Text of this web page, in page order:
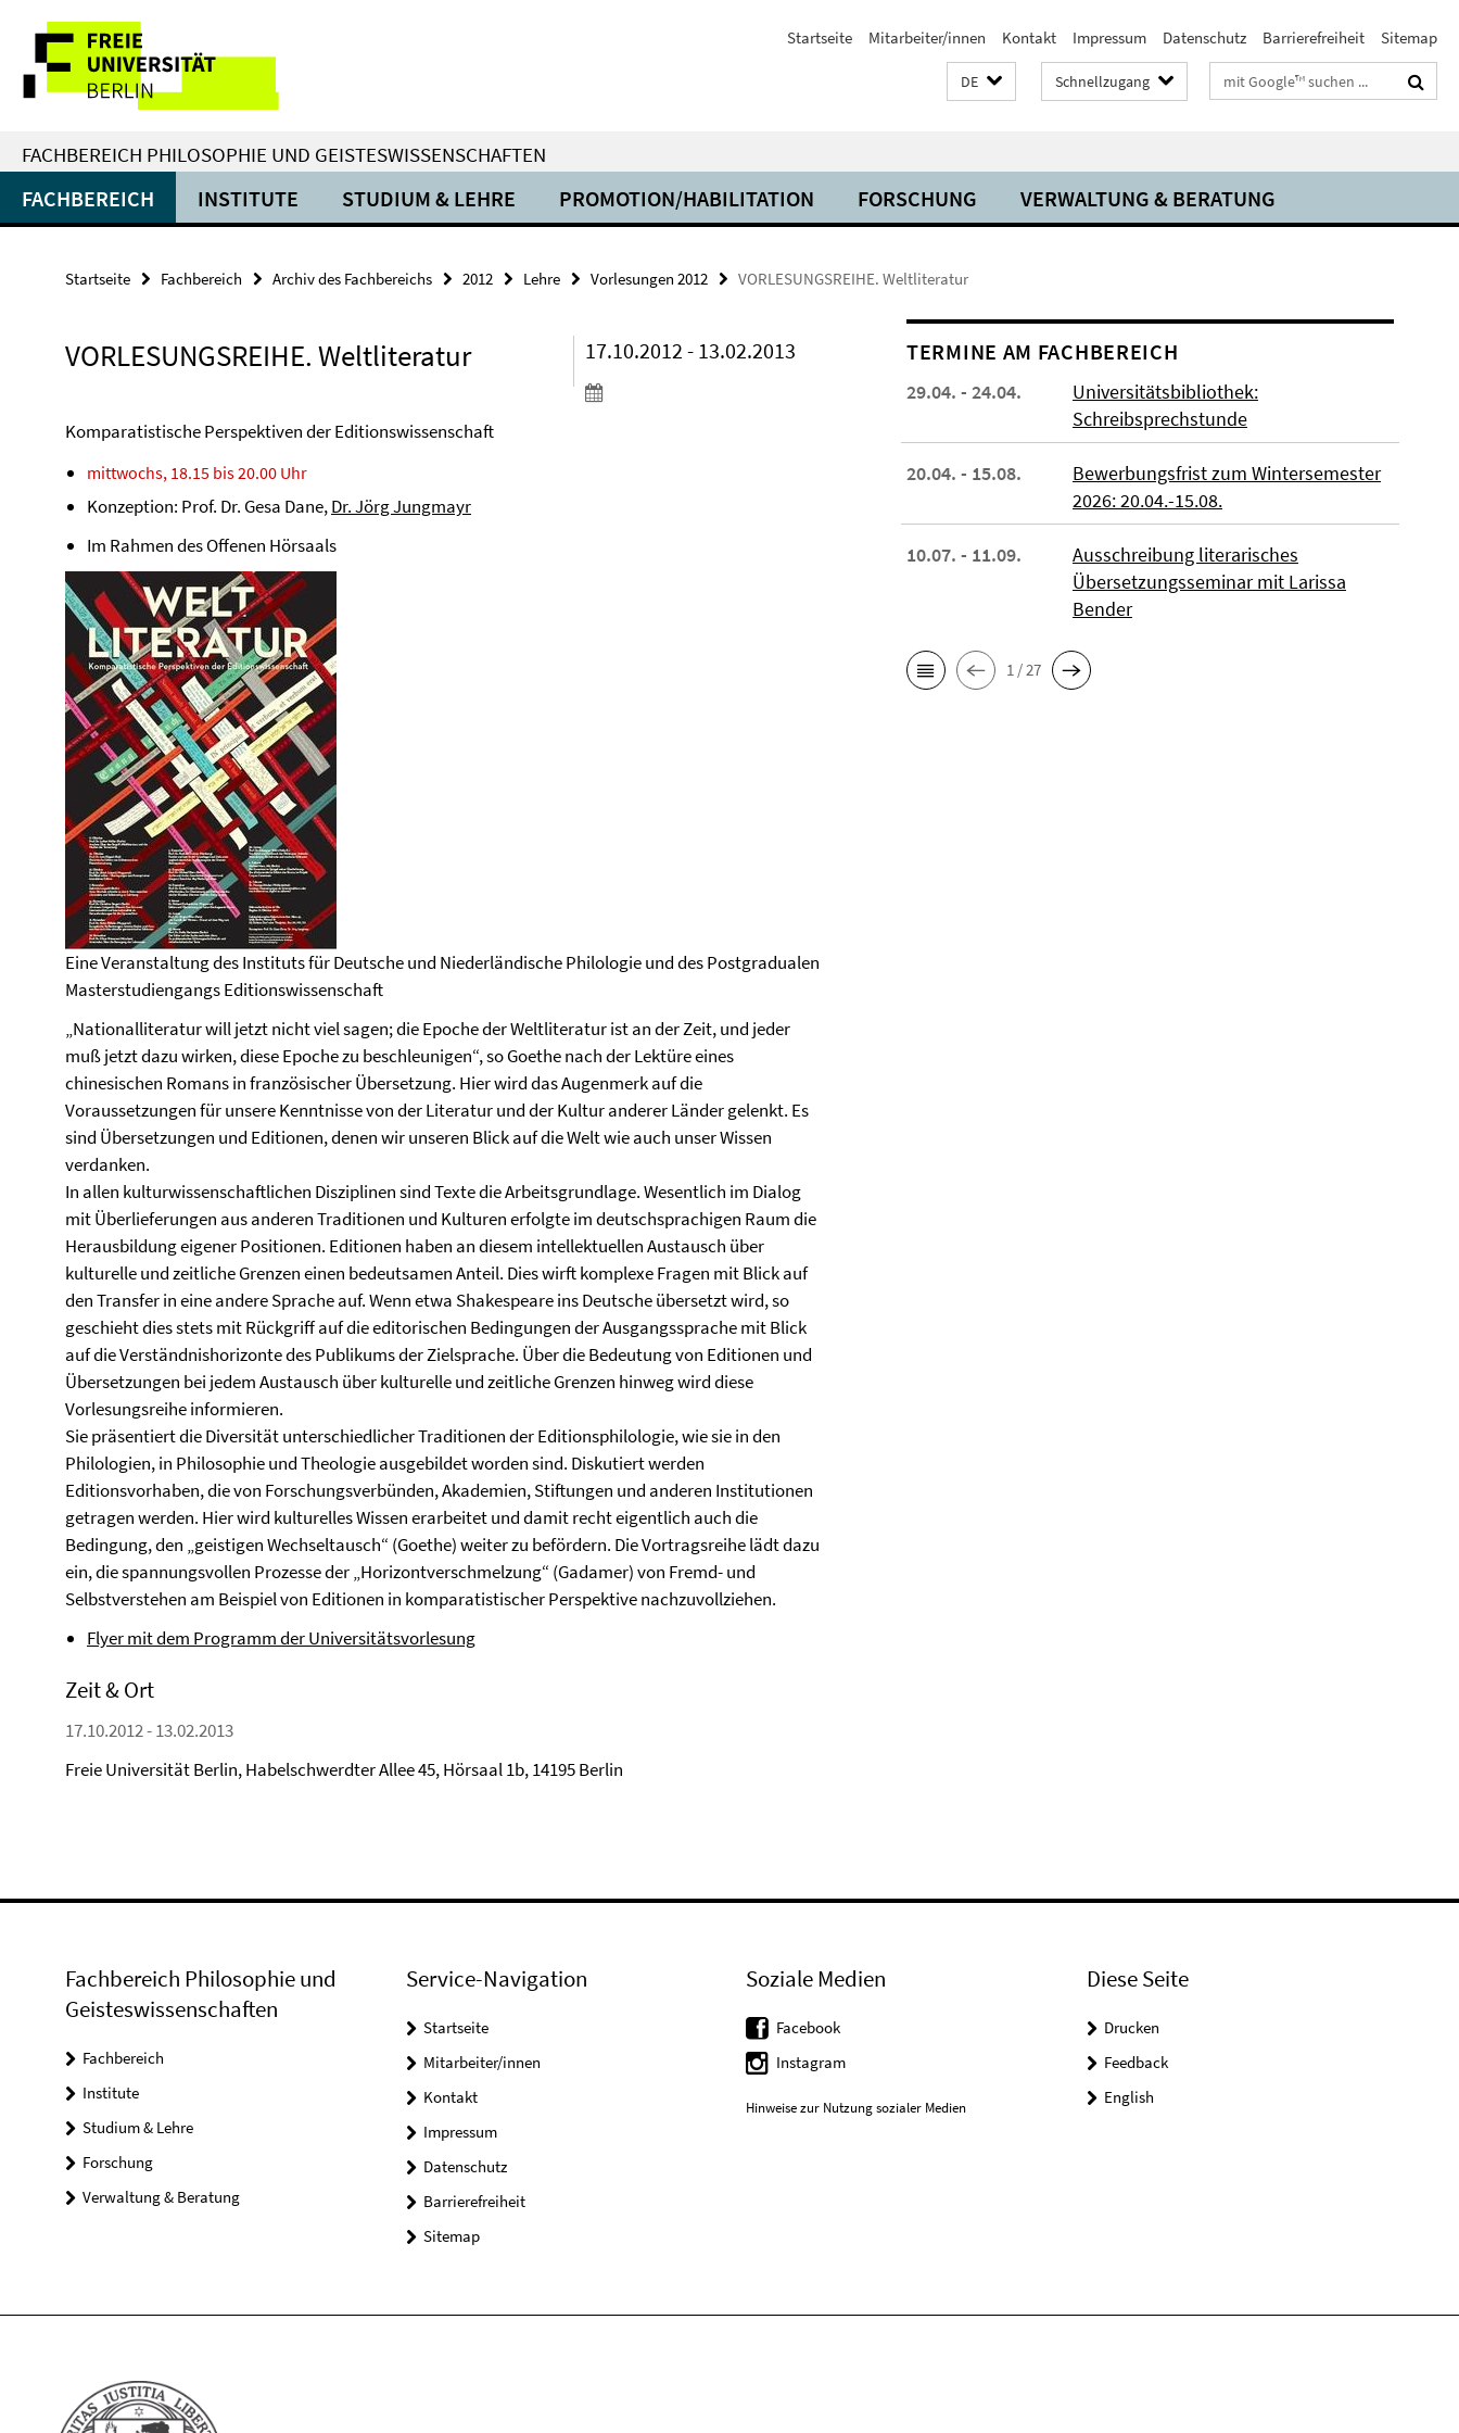
direkt
Inhalt
Service-
Navigation
Startseite Mitarbeiter/innen Kontakt Impressum Datenschutz Barrierefreiheit Sitemap
DE Schnellzugang Suchbegriffe
FACHBEREICH PHILOSOPHIE UND GEISTESWISSENSCHAFTEN
FACHBEREICH INSTITUTE STUDIUM & LEHRE PROMOTION/HABILITATION FORSCHUNG VERWALTUNG & BERATUNG
Startseite Fachbereich Archiv des Fachbereichs 2012 Lehre Vorlesungen 2012 VORLESUNGSREIHE. Weltliteratur
VORLESUNGSREIHE. Weltliteratur 17.10.2012 - 13.02.2013
Komparatistische Perspektiven der Editionswissenschaft
mittwochs, 18.15 bis 20.00 Uhr
Konzeption: Prof. Dr. Gesa Dane,Dr. Jörg Jungmayr
Im Rahmen des Offenen Hörsaals
Eine Veranstaltung des Instituts für Deutsche und Niederländische Philologie und des Postgradualen
Masterstudiengangs Editionswissenschaft
„Nationalliteratur will jetzt nicht viel sagen; die Epoche der Weltliteratur ist an der Zeit, und jeder
muß jetzt dazu wirken, diese Epoche zu beschleunigen“, so Goethe nach der Lektüre eines
chinesischen Romans in französischer Übersetzung. Hier wird das Augenmerk auf die
Voraussetzungen für unsere Kenntnisse von der Literatur und der Kultur anderer Länder gelenkt. Es
sind Übersetzungen und Editionen, denen wir unseren Blick auf die Welt wie auch unser Wissen
verdanken.
In allen kulturwissenschaftlichen Disziplinen sind Texte die Arbeitsgrundlage. Wesentlich im Dialog
mit Überlieferungen aus anderen Traditionen und Kulturen erfolgte im deutschsprachigen Raum die
Herausbildung eigener Positionen. Editionen haben an diesem intellektuellen Austausch über
kulturelle und zeitliche Grenzen einen bedeutsamen Anteil. Dies wirft komplexe Fragen mit Blick auf
den Transfer in eine andere Sprache auf. Wenn etwa Shakespeare ins Deutsche übersetzt wird, so
geschieht dies stets mit Rückgriff auf die editorischen Bedingungen der Ausgangssprache mit Blick
auf die Verständnishorizonte des Publikums der Zielsprache. Über die Bedeutung von Editionen und
Übersetzungen bei jedem Austausch über kulturelle und zeitliche Grenzen hinweg wird diese
Vorlesungsreihe informieren.
Sie präsentiert die Diversität unterschiedlicher Traditionen der Editionsphilologie, wie sie in den
Philologien, in Philosophie und Theologie ausgebildet worden sind. Diskutiert werden
Editionsvorhaben, die von Forschungsverbünden, Akademien, Stiftungen und anderen Institutionen
getragen werden. Hier wird kulturelles Wissen erarbeitet und damit recht eigentlich auch die
Bedingung, den „geistigen Wechseltausch“ (Goethe) weiter zu befördern. Die Vortragsreihe lädt dazu
ein, die spannungsvollen Prozesse der „Horizontverschmelzung“ (Gadamer) von Fremd- und
Selbstverstehen am Beispiel von Editionen in komparatistischer Perspektive nachzuvollziehen.
Flyer mit dem Programm der Universitätsvorlesung
Zeit & Ort
17.10.2012 - 13.02.2013
Freie Universität Berlin, Habelschwerdter Allee 45, Hörsaal 1b, 14195 Berlin
TERMINE AM FACHBEREICH
29.04. - 24.04.
Universitätsbibliothek:
Schreibsprechstunde
20.04. - 15.08.
Bewerbungsfrist zum Wintersemester
2026: 20.04.-15.08.
10.07. - 11.09.
Ausschreibung literarisches
Übersetzungsseminar mit Larissa
Bender
1 / 27
Fachbereich Philosophie und
Geisteswissenschaften
Fachbereich
Institute
Studium & Lehre
Forschung
Verwaltung & Beratung
Service-Navigation
Startseite
Mitarbeiter/innen
Kontakt
Impressum
Datenschutz
Barrierefreiheit
Sitemap
Soziale Medien
Facebook
Instagram
Hinweise zur Nutzung sozialer Medien
Diese Seite
Drucken
Feedback
English